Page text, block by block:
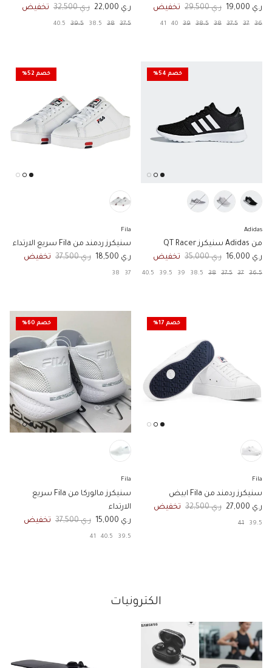
السعر الان
ر.ي 19,000 السعر الاصلي
ر.ي 29,500 تخفيض
36
37
37.5
38
38.5
39
40
41
السعر الان
ر.ي 22,000 السعر الاصلي
ر.ي 32,500 تخفيض
37.5
38
38.5
39.5
40.5
خصم 54%
Adidas
من Adidas سنيكرز QT Racer
السعر الان
ر.ي 16,000 السعر الاصلي
ر.ي 35,000 تخفيض
36.5
37
37.5
38
38.5
39
39.5
40.5
خصم 52%
Fila
سنيكرز ردمند من Fila سريع الارتداء
السعر الان
ر.ي 18,500 السعر الاصلي
ر.ي 37,500 تخفيض
37
38
خصم 17%
Fila
سنيكرز ردمند من Fila ابيض
السعر الان
ر.ي 27,000 السعر الاصلي
ر.ي 32,500 تخفيض
39.5
41
خصم 60%
Fila
سنيكرز مالوركا من Fila سريع
الارتداء
السعر الان
ر.ي 15,000 السعر الاصلي
ر.ي 37,500 تخفيض
39.5
40.5
41
الكترونيات